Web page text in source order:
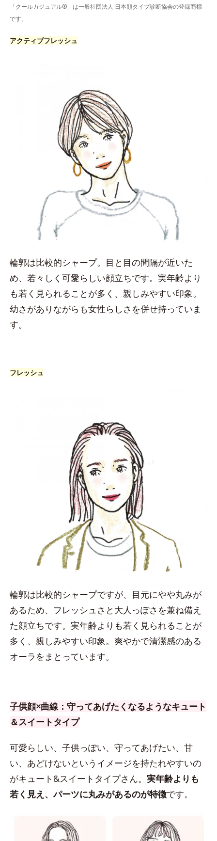
「クールカジュアル®」は一般社団法人 日本顔タイプ診断協会の登録商標
です。
アクティブフレッシュ
輪郭は比較的シャープ。目と目の間隔が近いた
め、若々しく可愛らしい顔立ちです。実年齢より
も若く見られることが多く、親しみやすい印象。
幼さがありながらも女性らしさを併せ持っていま
す。
フレッシュ
輪郭は比較的シャープですが、目元にやや丸みが
あるため、フレッシュさと大人っぽさを兼ね備え
た顔立ちです。実年齢よりも若く見られることが
多く、親しみやすい印象。爽やかで清潔感のある
オーラをまとっています。
子供顔×曲線：守ってあげたくなるようなキュート
＆スイートタイプ
可愛らしい、子供っぽい、守ってあげたい、甘
い、あどけないというイメージを持たれやすいの
がキュート&スイートタイプさん。 実年齢よりも
若く見え、パーツに丸みがあるのが特徴です。